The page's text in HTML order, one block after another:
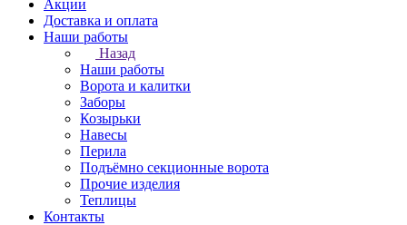
Акции
Доставка и оплата
Наши работы
Назад
Наши работы
Ворота и калитки
Заборы
Козырьки
Навесы
Перила
Подъёмно секционные ворота
Прочие изделия
Теплицы
Контакты